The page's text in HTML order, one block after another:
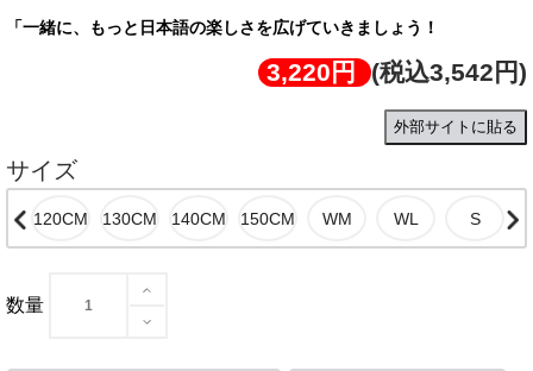
「一緒に、もっと日本語の楽しさを広げていきましょう！
3,220円 (税込3,542円)
外部サイトに貼る
サイズ
数量